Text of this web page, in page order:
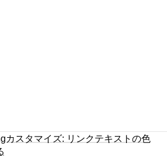
カスタマイズ: リンクテキストの色